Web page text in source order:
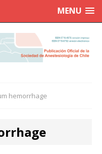
MENU
hemorrhage